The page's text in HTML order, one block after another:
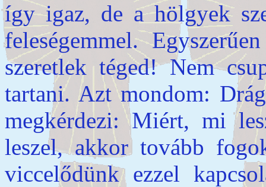
így igaz, de a hölgyek
feleségemmel.
szeretlek téged! Nem
tartani. Azt mondom:
megkérdezi: Miért, mi
leszel, akkor tovább
viccelődünk ezzel